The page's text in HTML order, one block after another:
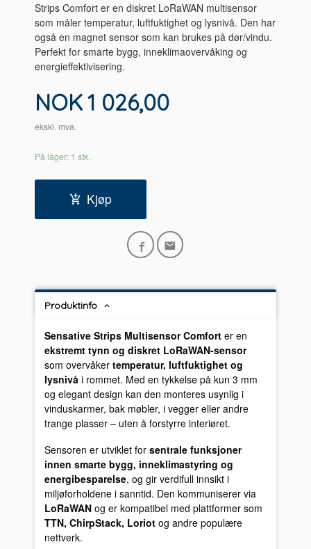
Strips Comfort er en diskret LoRaWAN multisensor
som måler temperatur, luftfuktighet og lysnivå. Den har
også en magnet sensor som kan brukes på dør/vindu.
Perfekt for smarte bygg, inneklimaovervåking og
energieffektivisering.
Pris
NOK1 026,00
ekskl. mva.
På lager: 1 stk.
Kjøp
Produktinfo
Sensative Strips Multisensor Comfort er en
ekstremt tynn og diskret LoRaWAN-sensor
som overvåkertemperatur, luftfuktighet og
lysnivå i rommet. Med en tykkelse på kun 3 mm
og elegant design kan den monteres usynlig i
vinduskarmer, bak møbler, i vegger eller andre
trange plasser – uten å forstyrre interiøret.
Sensoren er utviklet forsentrale funksjoner
innen smarte bygg, inneklimastyring og
energibesparelse, og gir verdifull innsikt i
miljøforholdene i sanntid. Den kommuniserer via
LoRaWAN og er kompatibel med plattformer som
TTN, ChirpStack, Loriot og andre populære
nettverk.